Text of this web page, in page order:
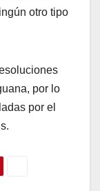
otro tipo
por lo
por el